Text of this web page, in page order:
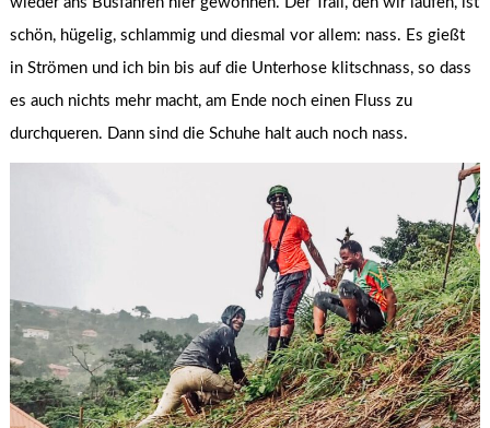
schön, hügelig, schlammig und diesmal vor allem: nass. Es gießt
in Strömen und ich bin bis auf die Unterhose klitschnass, so dass
es auch nichts mehr macht, am Ende noch einen Fluss zu
durchqueren. Dann sind die Schuhe halt auch noch nass.